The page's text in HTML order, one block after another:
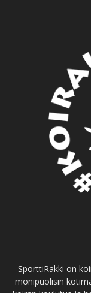
SporttiRakki on
monipuolisin